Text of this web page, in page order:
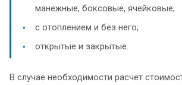
манежные, боксовые, ячейковые;
с отоплением и без него;
открытые и закрытые.
В случае необходимости расчет